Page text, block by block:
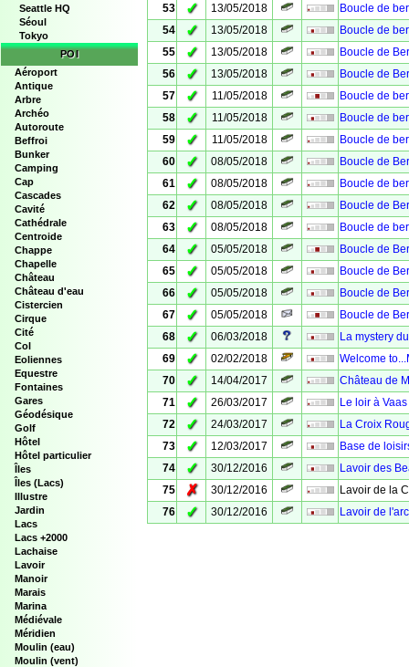
Seattle HQ
Séoul
Tokyo
POI
Aéroport
Antique
Arbre
Archéo
Autoroute
Beffroi
Bunker
Camping
Cap
Cascades
Cavité
Cathédrale
Centroide
Chappe
Chapelle
Château
Château d'eau
Cistercien
Cirque
Cité
Col
Eoliennes
Equestre
Fontaines
Gares
Géodésique
Golf
Hôtel
Hôtel particulier
Îles
Îles (Lacs)
Illustre
Jardin
Lacs
Lacs +2000
Lachaise
Lavoir
Manoir
Marais
Marina
Médiévale
Méridien
Moulin (eau)
Moulin (vent)
53
✓ 13/05/2018
Boucle de
54
✓ 13/05/2018
Boucle de
55
✓ 13/05/2018
Boucle de
56
✓ 13/05/2018
Boucle de
57
✓ 11/05/2018
Boucle de
58
✓ 11/05/2018
Boucle de
59
✓ 11/05/2018
Boucle de
60
✓ 08/05/2018
Boucle de
61
✓ 08/05/2018
Boucle de
62
✓ 08/05/2018
Boucle de
63
✓ 08/05/2018
Boucle de
64
✓ 05/05/2018
Boucle de
65
✓ 05/05/2018
Boucle de
66
✓ 05/05/2018
Boucle de
67
✓ 05/05/2018
Boucle de
68
✓ 06/03/2018
La mystery
69
✓ 02/02/2018
Welcome
70
✓ 14/04/2017
Château de
71
✓ 26/03/2017
Le loir à Vaas
72
✓ 24/03/2017
La Croix
73
✓ 12/03/2017
Base de
74
✓ 30/12/2016
Lavoir des
75
✗ 30/12/2016
Lavoir de la
76
✓ 30/12/2016 Lavoir de